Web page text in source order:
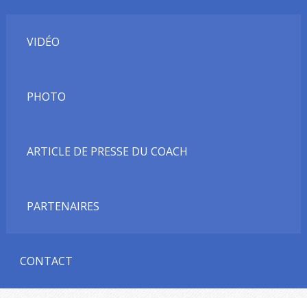
VIDÉO
PHOTO
ARTICLE DE PRESSE DU COACH
PARTENAIRES
CONTACT